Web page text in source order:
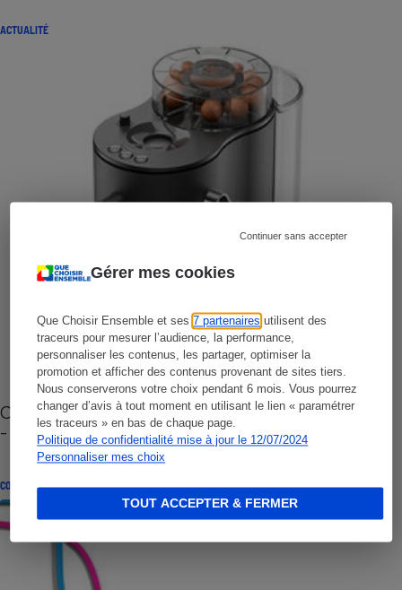
Gérer mes cookies
Que Choisir Ensemble et ses7 partenaires utilisent des
traceurs pour mesurer l’audience, la performance,
personnaliser les contenus, les partager, optimiser la
promotion et afficher des contenus provenant de sites tiers.
Nous conserverons votre choix pendant 6 mois. Vous pourrez
changer d’avis à tout moment en utilisant le lien « paramétrer
les traceurs » en bas de chaque page.
Politique de confidentialité mise à jour le 12/07/2024
Personnaliser mes choix
Continuer sans accepter
TOUT ACCEPTER & FERMER
ACTUALITÉ
Cafetière à capsules zéro déchet CoffeeB (vidéo)
- Premières impressions
CONSEILS